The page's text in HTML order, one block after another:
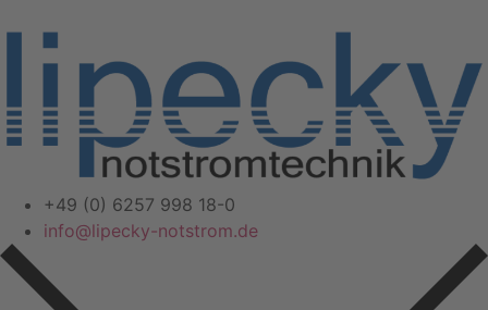
+49 (0) 6257 998 18-0
info@lipecky-notstrom.de